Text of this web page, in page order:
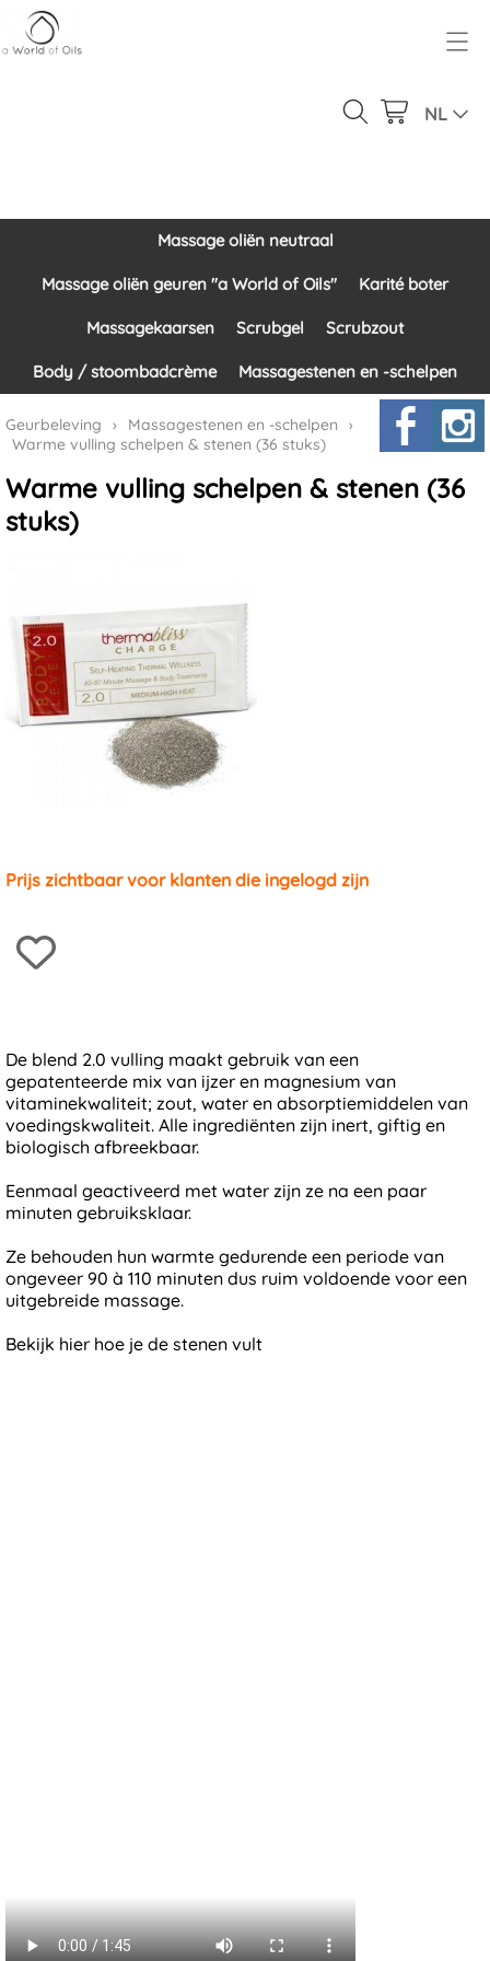
Over ons
Massage oliën geuren "a World of Oils"
Karité boter
Massagekaarsen
Scrubgel
Body / stoombadcrème
Massagestenen en -schelpen
NL
Massage oliën neutraal
Massage oliën geuren "a World of Oils" Karité boter
Massagekaarsen Scrubgel Scrubzout
Body / stoombadcrème Massagestenen en -schelpen
Geurbeleving › Massagestenen en -schelpen
›
Warme vulling schelpen & stenen (36 stuks)
Warme vulling schelpen & stenen (36
stuks)
Prijs zichtbaar voor klanten die ingelogd zijn
De blend 2.0 vulling maakt gebruik van een
gepatenteerde mix van ijzer en magnesium van
vitaminekwaliteit; zout, water en absorptiemiddelen van
voedingskwaliteit. Alle ingrediënten zijn inert, giftig en
biologisch afbreekbaar.
Eenmaal geactiveerd met water zijn ze na een paar
minuten gebruiksklaar.
Ze behouden hun warmte gedurende een periode van
ongeveer 90 à 110 minuten dus ruim voldoende voor een
uitgebreide massage.
Bekijk hier hoe je de stenen vult